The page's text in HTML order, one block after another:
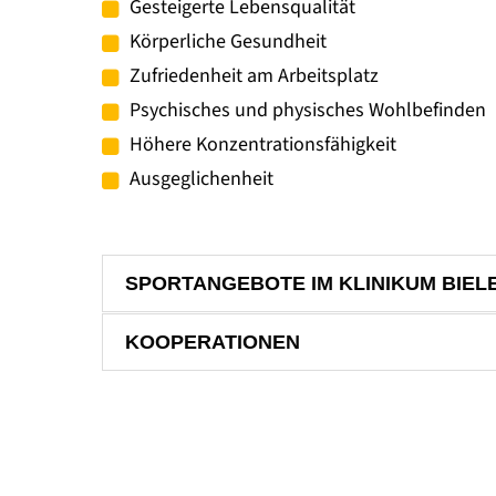
Gesteigerte Lebensqualität
Körperliche Gesundheit
Zufriedenheit am Arbeitsplatz
Psychisches und physisches Wohlbefinden
Höhere Konzentrationsfähigkeit
Ausgeglichenheit
SPORTANGEBOTE IM KLINIKUM
KOOPERATIONEN